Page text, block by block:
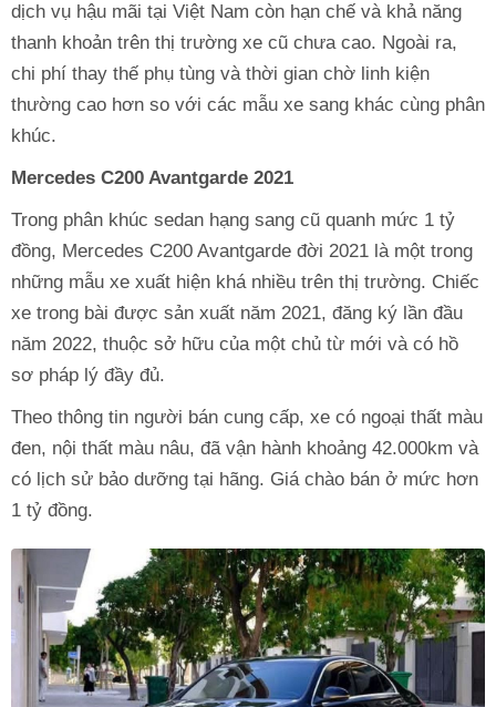
dịch vụ hậu mãi tại Việt Nam còn hạn chế và khả năng
thanh khoản trên thị trường xe cũ chưa cao. Ngoài ra,
chi phí thay thế phụ tùng và thời gian chờ linh kiện
thường cao hơn so với các mẫu xe sang khác cùng phân
khúc.
Mercedes C200 Avantgarde 2021
Trong phân khúc sedan hạng sang cũ quanh mức 1 tỷ
đồng, Mercedes C200 Avantgarde đời 2021 là một trong
những mẫu xe xuất hiện khá nhiều trên thị trường. Chiếc
xe trong bài được sản xuất năm 2021, đăng ký lần đầu
năm 2022, thuộc sở hữu của một chủ từ mới và có hồ
sơ pháp lý đầy đủ.
Theo thông tin người bán cung cấp, xe có ngoại thất màu
đen, nội thất màu nâu, đã vận hành khoảng 42.000km và
có lịch sử bảo dưỡng tại hãng. Giá chào bán ở mức hơn
1 tỷ đồng.